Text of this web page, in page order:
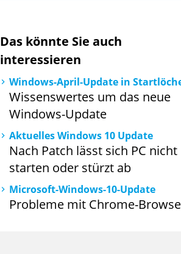
Das könnte Sie auch
interessieren
Windows-April-Update in
Wissenswertes um das neue
Windows-Update
Aktuelles Windows 10 Update
Nach Patch lässt sich PC nicht
starten oder stürzt ab
Microsoft-Windows-10-Update
Probleme mit Chrome-